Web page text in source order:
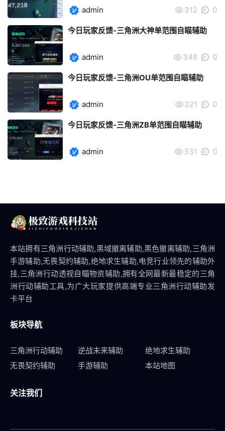
admin 312 0
今日玩家反馈-三角洲大神单范围自瞄辅助
admin 346 0
今日玩家反馈-三角洲OU单范围自瞄辅助
admin 321 0
今日玩家反馈-三角洲ZB单范围自瞄辅助
admin 331 0
本站拥有三角洲行动辅助,黑域撤离辅助,黑色撤离辅助,三角洲
手游辅助,无畏契约辅助,绝地求生辅助,电竞行业领先的辅助外
挂,三角洲行动透视自瞄物资辅助,拥有全网最新最稳定的三角
洲行动辅助工具,为广大玩家提供高端专业三角洲行动辅助发
卡平台
板块导航
三角洲行动辅助 逆战未来辅助
绝地求生辅助
无畏契约辅助
手游辅助 本站地图
关注我们